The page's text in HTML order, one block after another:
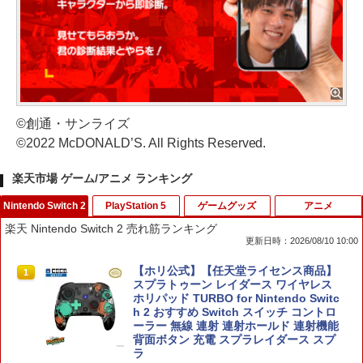
©創通・サンライズ
©2022 McDONALD’S. All Rights Reserved.
楽天市場 ゲーム/アニメ ランキング
Nintendo Switch 2
楽天 Nintendo Switch 2 売れ筋ランキング
更新日時：2026/08/10 10:00
1
【ホリ公式】【任天堂ライセンス商品】
スプラトゥーン レイダース ワイヤレス
ホリパッド TURBO for Nintendo Switc
h 2 おすすめ Switch スイッチ コントロ
ーラー 無線 連射 連射ホールド 連射機能
背面ボタン 充電 スプラレイダース スプ
ラ
PlayStation 5 ゲームグッズ アニメ